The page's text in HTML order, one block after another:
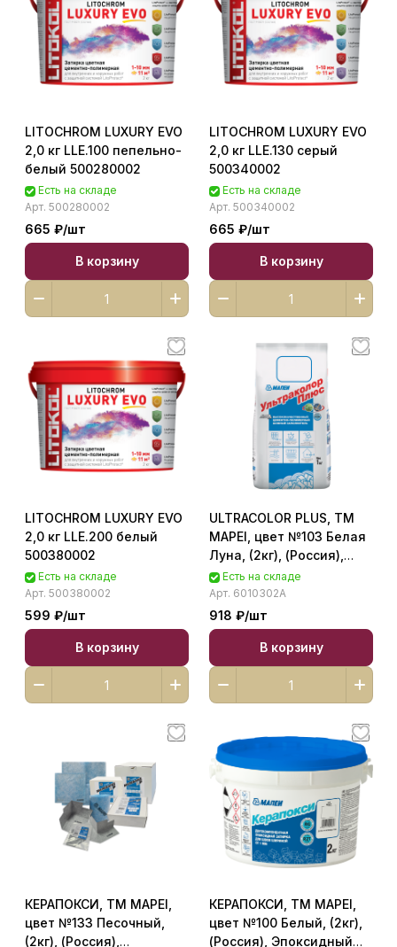
LITOCHROM LUXURY EVO
2,0 кг LLE.100 пепельно-
белый 500280002
Есть на складе
Арт. 500280002
665 ₽/шт
В корзину
LITOCHROM LUXURY EVO
2,0 кг LLE.130 серый
500340002
Есть на складе
Арт. 500340002
665 ₽/шт
В корзину
LITOCHROM LUXURY EVO
2,0 кг LLE.200 белый
500380002
Есть на складе
Арт. 500380002
599 ₽/шт
В корзину
ULTRACOLOR PLUS, ТМ
MAPEI, цвет №103 Белая
Луна, (2кг), (Россия),
Смесь сухая затирочная
класс CG2WA 6010302A
Есть на складе
Арт. 6010302A
918 ₽/шт
В корзину
КЕРАПОКСИ, ТМ MAPEI,
цвет №133 Песочный,
(2кг), (Россия),
КЕРАПОКСИ, ТМ MAPEI,
цвет №100 Белый, (2кг),
(Россия), Эпоксидный